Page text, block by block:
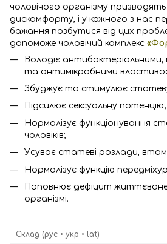
чоловічого організму
дискомфорту, і у кожного з нас
бажання позбутися від цих
допоможе чоловічий комплекс
Володіє
та антимікробними
Збуджує та стимулює статеву
Підсилює сексуальну потенцію;
Нормалізує функціонування
чоловіків;
Усуває статеві розлади,
Нормалізує функцію
Поповнює дефіцит
організмі.
Склад (рус • укр • lat)